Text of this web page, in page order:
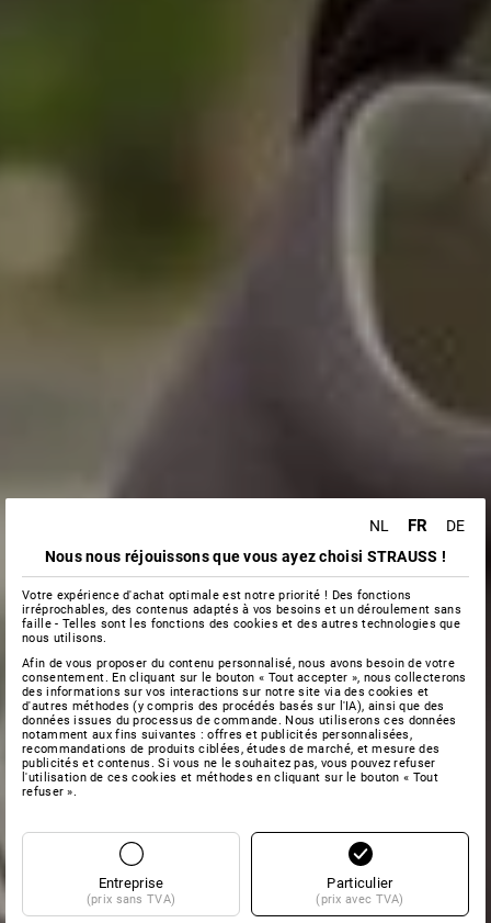
NL FR
DE
Nous nous réjouissons que vous ayez choisi STRAUSS !
Votre expérience d'achat optimale est notre priorité ! Des fonctions
irréprochables, des contenus adaptés à vos besoins et un déroulement sans
faille - Telles sont les fonctions des cookies et des autres technologies que
nous utilisons.
Afin de vous proposer du contenu personnalisé, nous avons besoin de votre
consentement. En cliquant sur le bouton « Tout accepter », nous collecterons
des informations sur vos interactions sur notre site via des cookies et
d'autres méthodes (y compris des procédés basés sur l'IA), ainsi que des
données issues du processus de commande. Nous utiliserons ces données
notamment aux fins suivantes : offres et publicités personnalisées,
recommandations de produits ciblées, études de marché, et mesure des
publicités et contenus. Si vous ne le souhaitez pas, vous pouvez refuser
l'utilisation de ces cookies et méthodes en cliquant sur le bouton « Tout
refuser ».
Entreprise
(prix sans TVA)
Particulier
(prix avec TVA)